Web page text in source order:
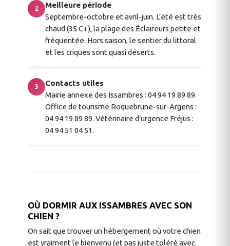
2
Meilleure période
Septembre-octobre et avril-juin. L’été est très
chaud (35 C+), la plage des Éclaireurs petite et
fréquentée. Hors saison, le sentier du littoral
et les criques sont quasi déserts.
3
Contacts utiles
Mairie annexe des Issambres : 04 94 19 89 89.
Office de tourisme Roquebrune-sur-Argens :
04 94 19 89 89. Vétérinaire d’urgence Fréjus :
04 94 51 04 51.
OÙ DORMIR AUX ISSAMBRES AVEC SON
CHIEN ?
On sait que trouver un hébergement où votre chien
est vraiment le bienvenu (et pas juste toléré avec